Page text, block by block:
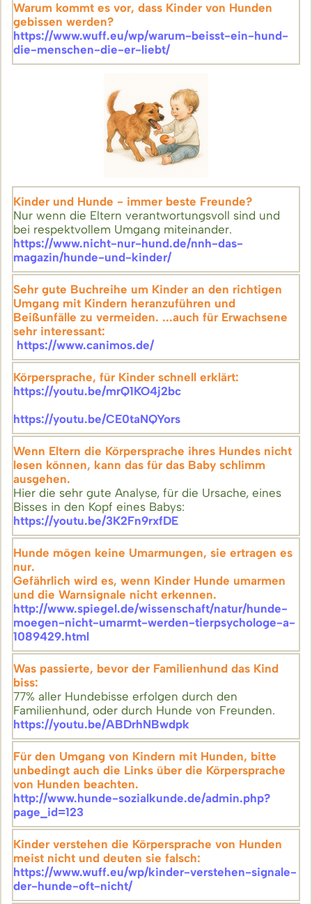
Warum kommt es vor, dass Kinder von Hunden
gebissen werden?
https://www.wuff.eu/wp/warum-beisst-ein-hund-
die-menschen-die-er-liebt/
Kinder und Hunde - immer beste Freunde?
Nur wenn die Eltern verantwortungsvoll sind und
bei respektvollem Umgang miteinander.
https://www.nicht-nur-hund.de/nnh-das-
magazin/hunde-und-kinder/
Sehr gute Buchreihe um Kinder an den richtigen
Umgang mit Kindern heranzuführen und
Beißunfälle zu vermeiden. ...auch für Erwachsene
sehr interessant:
https://www.canimos.de/
Körpersprache, für Kinder schnell erklärt:
https://youtu.be/mrQ1KO4j2bc
https://youtu.be/CE0taNQYors
Wenn Eltern die Körpersprache ihres Hundes nicht
lesen können, kann das für das Baby schlimm
ausgehen.
Hier die sehr gute Analyse, für die Ursache, eines
Bisses in den Kopf eines Babys:
https://youtu.be/3K2Fn9rxfDE
Hunde mögen keine Umarmungen, sie ertragen es
nur.
Gefährlich wird es, wenn Kinder Hunde umarmen
und die Warnsignale nicht erkennen.
http://www.spiegel.de/wissenschaft/natur/hunde-
moegen-nicht-umarmt-werden-tierpsychologe-a-
1089429.html
Was passierte, bevor der Familienhund das Kind
biss:
77% aller Hundebisse erfolgen durch den
Familienhund, oder durch Hunde von Freunden.
https://youtu.be/ABDrhNBwdpk
Für den Umgang von Kindern mit Hunden, bitte
unbedingt auch die Links über die Körpersprache
von Hunden beachten.
http://www.hunde-sozialkunde.de/admin.php?
page_id=123
Kinder verstehen die Körpersprache von Hunden
meist nicht und deuten sie falsch:
https://www.wuff.eu/wp/kinder-verstehen-signale-
der-hunde-oft-nicht/